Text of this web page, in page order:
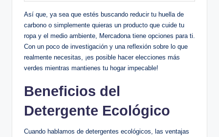
Así que, ya sea que estés buscando reducir tu huella de
carbono o simplemente quieras un producto que cuide tu
ropa y el medio ambiente, Mercadona tiene opciones para ti.
Con un poco de investigación y una reflexión sobre lo que
realmente necesitas, ¡es posible hacer elecciones más
verdes mientras mantienes tu hogar impecable!
Beneficios del
Detergente Ecológico
Cuando hablamos de detergentes ecológicos, las ventajas